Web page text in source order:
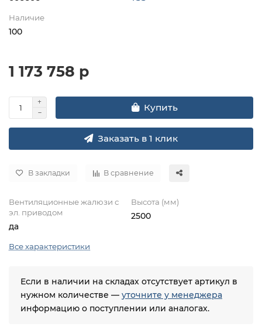
Наличие
100
1 173 758 р
Купить
Заказать в 1 клик
В закладки В сравнение
Вентиляционные жалюзи с
эл. приводом
да
Высота (мм)
2500
Все характеристики
Если в наличии на складах отсутствует артикул в
нужном количестве — уточните у менеджера
информацию о поступлении или аналогах.